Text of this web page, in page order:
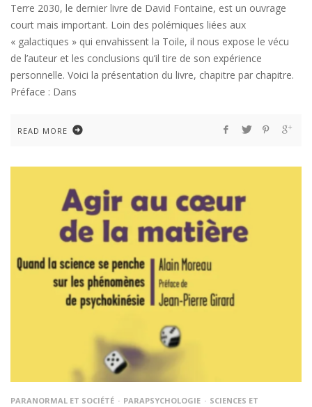
Terre 2030, le dernier livre de David Fontaine, est un ouvrage
court mais important. Loin des polémiques liées aux
« galactiques » qui envahissent la Toile, il nous expose le vécu
de l’auteur et les conclusions qu’il tire de son expérience
personnelle. Voici la présentation du livre, chapitre par chapitre.
Préface : Dans
READ MORE
PARANORMAL ET SOCIÉTÉ PARAPSYCHOLOGIE SCIENCES ET